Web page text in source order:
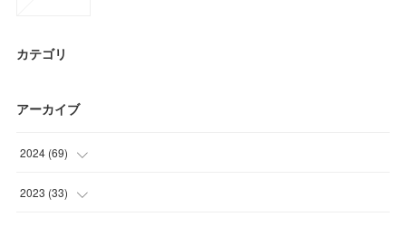
カテゴリ
アーカイブ
2024 (69)
(51 )
2023 (33)